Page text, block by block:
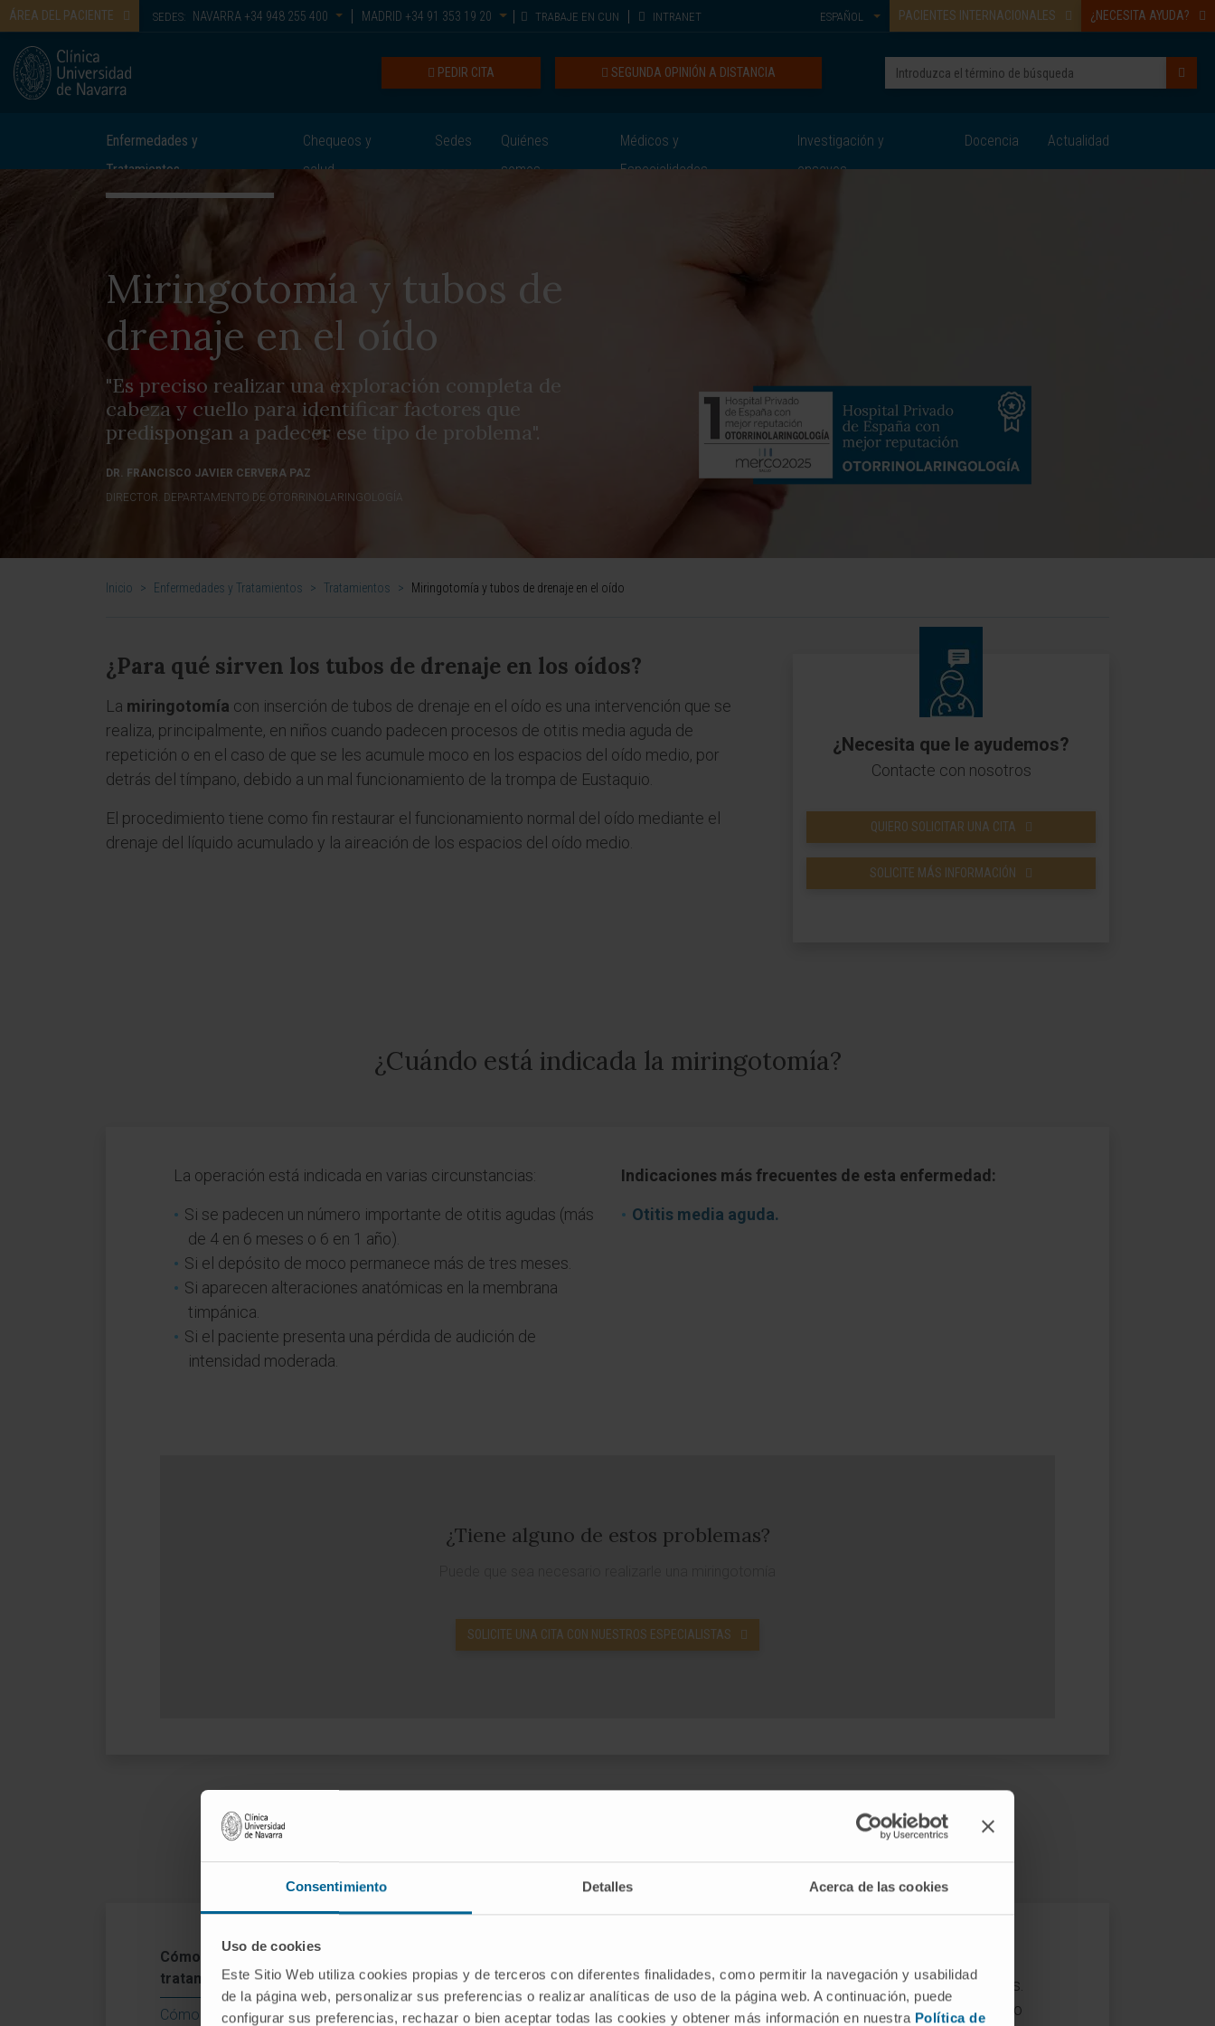
Consentimiento Detalles Acerca de las cookies
Uso de cookies
Este Sitio Web utiliza cookies propias y de terceros con diferentes finalidades, como permitir la navegación y usabilidad
de la página web, personalizar sus preferencias o realizar analíticas de uso de la página web. A continuación, puede
configurar sus preferencias, rechazar o bien aceptar todas las cookies y obtener más información en nuestra Política de
ÁREA DEL PACIENTE SEDES: NAVARRA +34 948 255 400 MADRID +34 91 353 19 20 TRABAJE EN CUN INTRANET PACIENTES INTERNACIONALES ¿NECESITA AYUDA?
ESPAÑOL
SEGUNDA OPINIÓN A DISTANCIA
PEDIR CITA
Enfermedades y
Tratamientos
Chequeos y
salud
Sedes
Quiénes
somos
Médicos y
Especialidades
Investigación y
ensayos
Docencia Actualidad
Miringotomía y tubos de
drenaje en el oído
"Es preciso realizar una exploración completa de
cabeza y cuello para identificar factores que
predispongan a padecer ese tipo de problema".
DR. FRANCISCO JAVIER CERVERA PAZ
DIRECTOR. DEPARTAMENTO DE OTORRINOLARINGOLOGÍA
Inicio > Enfermedades y Tratamientos > Tratamientos > Miringotomía y tubos de drenaje en el oído
¿Para qué sirven los tubos de drenaje en los oídos?
La miringotomía con inserción de tubos de drenaje en el oído es una intervención que se
realiza, principalmente, en niños cuando padecen procesos de otitis media aguda de
repetición o en el caso de que se les acumule moco en los espacios del oído medio, por
detrás del tímpano, debido a un mal funcionamiento de la trompa de Eustaquio.
El procedimiento tiene como fin restaurar el funcionamiento normal del oído mediante el
drenaje del líquido acumulado y la aireación de los espacios del oído medio.
¿Necesita que le ayudemos?
Contacte con nosotros
QUIERO SOLICITAR UNA CITA
SOLICITE MÁS INFORMACIÓN
¿Cuándo está indicada la miringotomía?
La operación está indicada en varias circunstancias:
Si se padecen un número importante de otitis agudas (más
de 4 en 6 meses o 6 en 1 año).
Si el depósito de moco permanece más de tres meses.
Si aparecen alteraciones anatómicas en la membrana
timpánica.
Si el paciente presenta una pérdida de audición de
intensidad moderada.
Indicaciones más frecuentes de esta enfermedad:
Otitis media aguda.
¿Tiene alguno de estos problemas?
SOLICITE UNA CITA CON NUESTROS ESPECIALISTAS
Cómo se realiza este
tratamiento
Cómo es la recuperación
La cirugía se realiza bajo anestesia general en los niños o con anestesia local en los adultos.
Tras practicar una pequeña incisión en el tímpano (llamada miringotomía), se aspira el moco